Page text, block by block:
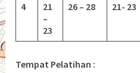
4
21
–
23
26 – 28 21- 23
Tempat Pelatihan :